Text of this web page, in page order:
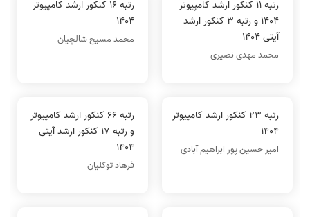
رتبه 11 کنکور ارشد کامپیوتر
1404 و رتبه 3 کنکور ارشد
آیتی 1404
محمد مهدی نصیری
رتبه 16 کنکور ارشد کامپیوتر
1404
محمد مسیح شالچیان
رتبه 23 کنکور ارشد کامپیوتر
1404
امیر حسین پور ابراهیم آبادی
رتبه 66 کنکور ارشد کامپیوتر
و رتبه 17 کنکور ارشد آیتی
1404
فرهاد توکلیان